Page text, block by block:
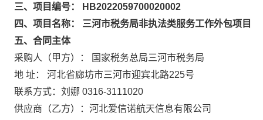
三、项目编号： HB2022059700020002
四、项目名称： 三河市税务局非执法类服务工作外包项目
五、合同主体
采购人（甲方）： 国家税务总局三河市税务局
地 址： 河北省廊坊市三河市迎宾北路225号
联系方式：刘娜 0316-3111020
供应商（乙方）：河北爱信诺航天信息有限公司